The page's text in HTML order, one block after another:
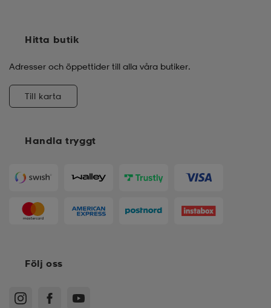
Handla tryggt
Hitta butik
Adresser och öppettider till alla våra butiker.
Till karta
Följ oss